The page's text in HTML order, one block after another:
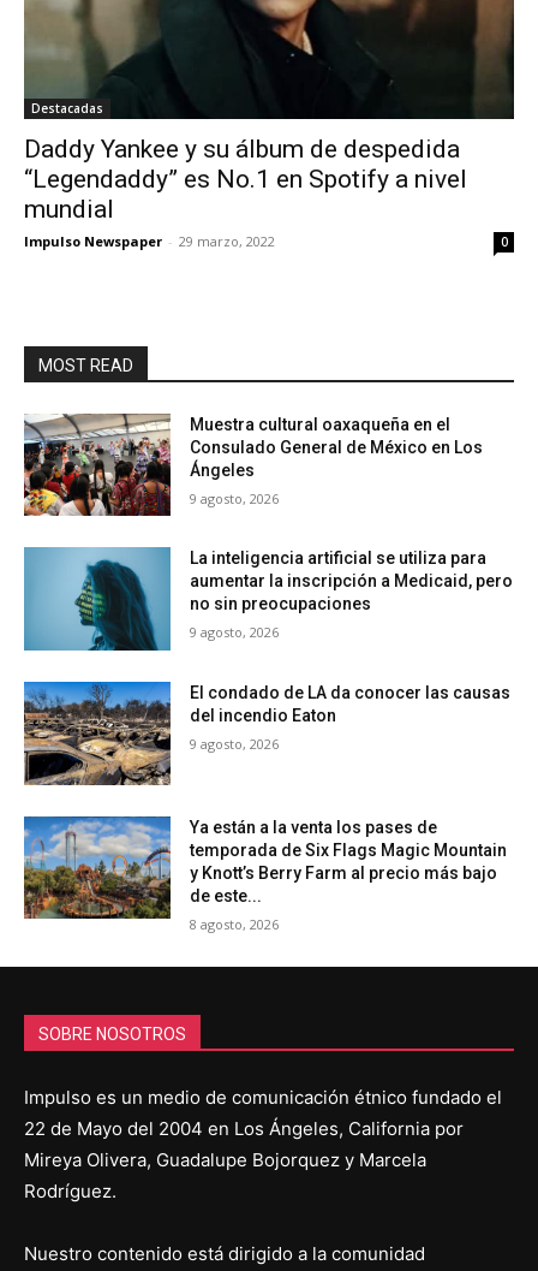
Destacadas
Daddy Yankee y su álbum de despedida
“Legendaddy” es No.1 en Spotify a nivel
mundial
Impulso Newspaper - 29 marzo, 2022 0
MOST READ
Muestra cultural oaxaqueña en el
Consulado General de México en Los
Ángeles
9 agosto, 2026
La inteligencia artificial se utiliza para
aumentar la inscripción a Medicaid, pero
no sin preocupaciones
9 agosto, 2026
El condado de LA da conocer las causas
del incendio Eaton
9 agosto, 2026
Ya están a la venta los pases de
temporada de Six Flags Magic Mountain
y Knott’s Berry Farm al precio más bajo
de este...
8 agosto, 2026
SOBRE NOSOTROS
Impulso es un medio de comunicación étnico fundado el
22 de Mayo del 2004 en Los Ángeles, California por
Mireya Olivera, Guadalupe Bojorquez y Marcela
Rodríguez.
Nuestro contenido está dirigido a la comunidad